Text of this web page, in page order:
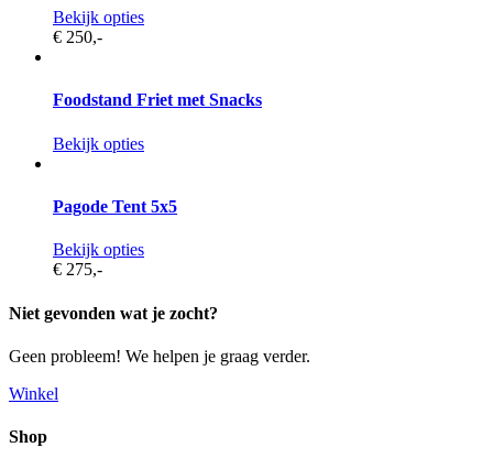
Bekijk opties
€ 250,-
Foodstand Friet met Snacks
Bekijk opties
Pagode Tent 5x5
Bekijk opties
€ 275,-
Niet gevonden wat je zocht?
Geen probleem! We helpen je graag verder.
Winkel
Shop